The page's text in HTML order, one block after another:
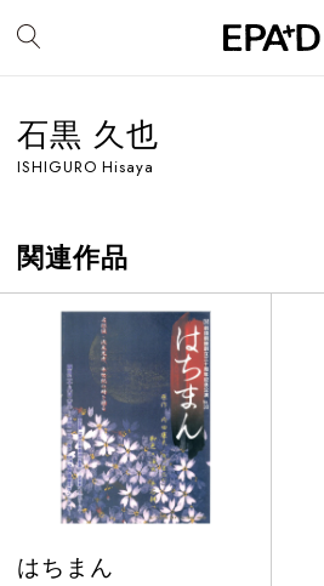
石黒 久也
ISHIGURO Hisaya
関連作品
はちまん